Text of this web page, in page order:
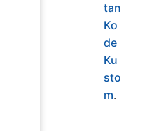
tan
Ko
de
Ku
sto
m.